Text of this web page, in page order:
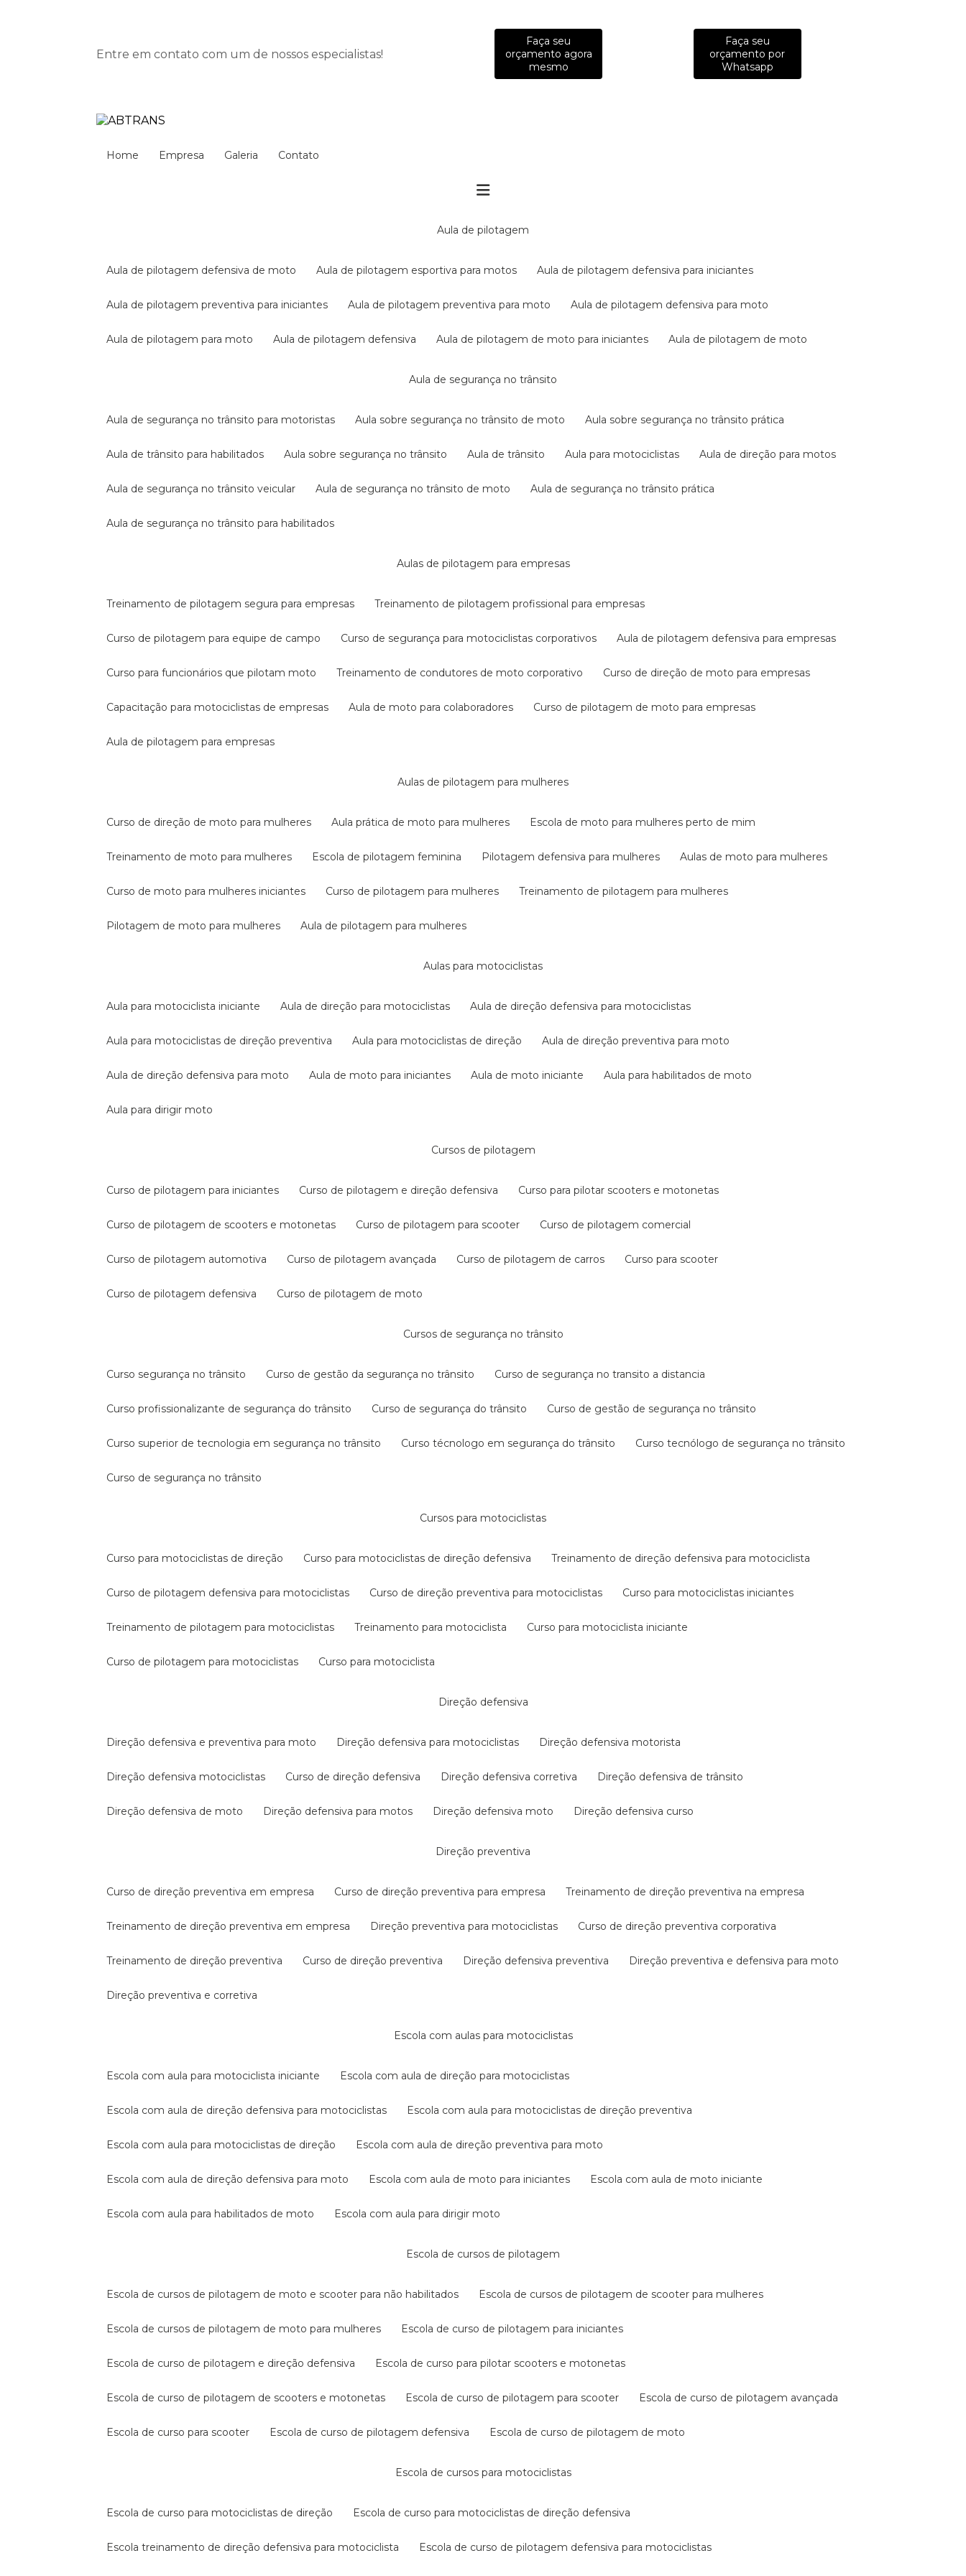
Entre em contato com um de nossos especialistas!
Faça seu
orçamento agora
mesmo
Faça seu
orçamento por
Whatsapp
Home Empresa Galeria Contato
aula de pilotagem
aula de pilotagem defensiva de moto aula de pilotagem esportiva para motos aula de pilotagem defensiva para iniciantes
aula de pilotagem preventiva para iniciantes aula de pilotagem preventiva para moto aula de pilotagem defensiva para moto
aula de pilotagem para moto aula de pilotagem defensiva aula de pilotagem de moto para iniciantes aula de pilotagem de moto
aula de segurança no trânsito
aula de segurança no trânsito para motoristas aula sobre segurança no trânsito de moto aula sobre segurança no trânsito prática
aula de trânsito para habilitados aula sobre segurança no trânsito aula de trânsito aula para motociclistas aula de direção para motos
aula de segurança no trânsito veicular aula de segurança no trânsito de moto aula de segurança no trânsito prática
aula de segurança no trânsito para habilitados
aulas de pilotagem para empresas
treinamento de pilotagem segura para empresas treinamento de pilotagem profissional para empresas
curso de pilotagem para equipe de campo curso de segurança para motociclistas corporativos aula de pilotagem defensiva para empresas
curso para funcionários que pilotam moto treinamento de condutores de moto corporativo curso de direção de moto para empresas
capacitação para motociclistas de empresas aula de moto para colaboradores curso de pilotagem de moto para empresas
aula de pilotagem para empresas
aulas de pilotagem para mulheres
curso de direção de moto para mulheres aula prática de moto para mulheres escola de moto para mulheres perto de mim
treinamento de moto para mulheres escola de pilotagem feminina pilotagem defensiva para mulheres aulas de moto para mulheres
curso de moto para mulheres iniciantes curso de pilotagem para mulheres treinamento de pilotagem para mulheres
pilotagem de moto para mulheres aula de pilotagem para mulheres
aulas para motociclistas
aula para motociclista iniciante aula de direção para motociclistas aula de direção defensiva para motociclistas
aula para motociclistas de direção preventiva aula para motociclistas de direção aula de direção preventiva para moto
aula de direção defensiva para moto aula de moto para iniciantes aula de moto iniciante aula para habilitados de moto
aula para dirigir moto
cursos de pilotagem
curso de pilotagem para iniciantes curso de pilotagem e direção defensiva curso para pilotar scooters e motonetas
curso de pilotagem de scooters e motonetas curso de pilotagem para scooter curso de pilotagem comercial
curso de pilotagem automotiva curso de pilotagem avançada curso de pilotagem de carros curso para scooter
curso de pilotagem defensiva curso de pilotagem de moto
cursos de segurança no trânsito
curso segurança no trânsito curso de gestão da segurança no trânsito curso de segurança no transito a distancia
curso profissionalizante de segurança do trânsito curso de segurança do trânsito curso de gestão de segurança no trânsito
curso superior de tecnologia em segurança no trânsito curso técnologo em segurança do trânsito curso tecnólogo de segurança no trânsito
curso de segurança no trânsito
cursos para motociclistas
curso para motociclistas de direção curso para motociclistas de direção defensiva treinamento de direção defensiva para motociclista
curso de pilotagem defensiva para motociclistas curso de direção preventiva para motociclistas curso para motociclistas iniciantes
treinamento de pilotagem para motociclistas treinamento para motociclista curso para motociclista iniciante
curso de pilotagem para motociclistas curso para motociclista
direção defensiva
direção defensiva e preventiva para moto direção defensiva para motociclistas direção defensiva motorista
direção defensiva motociclistas curso de direção defensiva direção defensiva corretiva direção defensiva de trânsito
direção defensiva de moto direção defensiva para motos direção defensiva moto direção defensiva curso
direção preventiva
curso de direção preventiva em empresa curso de direção preventiva para empresa treinamento de direção preventiva na empresa
treinamento de direção preventiva em empresa direção preventiva para motociclistas curso de direção preventiva corporativa
treinamento de direção preventiva curso de direção preventiva direção defensiva preventiva direção preventiva e defensiva para moto
direção preventiva e corretiva
escola com aulas para motociclistas
escola com aula para motociclista iniciante escola com aula de direção para motociclistas
escola com aula de direção defensiva para motociclistas escola com aula para motociclistas de direção preventiva
escola com aula para motociclistas de direção escola com aula de direção preventiva para moto
escola com aula de direção defensiva para moto escola com aula de moto para iniciantes escola com aula de moto iniciante
escola com aula para habilitados de moto escola com aula para dirigir moto
escola de cursos de pilotagem
escola de cursos de pilotagem de moto e scooter para não habilitados escola de cursos de pilotagem de scooter para mulheres
escola de cursos de pilotagem de moto para mulheres escola de curso de pilotagem para iniciantes
escola de curso de pilotagem e direção defensiva escola de curso para pilotar scooters e motonetas
escola de curso de pilotagem de scooters e motonetas escola de curso de pilotagem para scooter escola de curso de pilotagem avançada
escola de curso para scooter escola de curso de pilotagem defensiva escola de curso de pilotagem de moto
escola de cursos para motociclistas
escola de curso para motociclistas de direção escola de curso para motociclistas de direção defensiva
escola treinamento de direção defensiva para motociclista escola de curso de pilotagem defensiva para motociclistas